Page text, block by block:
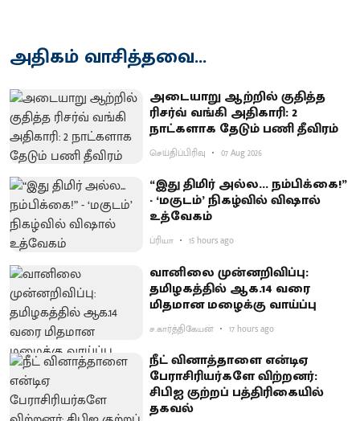
அதிகம் வாசித்தவை...
அடையாறு ஆற்றில் குதித்த
ரிசர்வ் வங்கி அதிகாரி: 2
நாட்களாக தேடும் பணி தீவிரம்
செய்திப்பிரிவு 07 Aug 2026
“இது திமிர் அல்ல... நம்பிக்கை!”
- ‘மகுடம்’ நிகழ்வில் விஷால்
உத்வேகம்
ப்ரியா 15 hours ago
வானிலை முன்னறிவிப்பு:
தமிழகத்தில் ஆக.14 வரை
மிதமான மழைக்கு வாய்ப்பு
ச.கார்த்திகேயன் 17 hours ago
நீட் வினாத்தாளை என்டிஏ
பேராசிரியர்களே விற்றனர்:
சிபிஐ குற்றப் பத்திரிகையில்
தகவல்